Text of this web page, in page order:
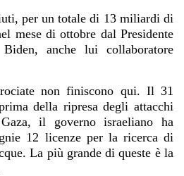
per un totale di 13 miliardi di
mese di ottobre dal Presidente
anche lui collaboratore
non finiscono qui. Il 31
della ripresa degli attacchi
il governo israeliano ha
12 licenze per la ricerca di
La più grande di queste è la